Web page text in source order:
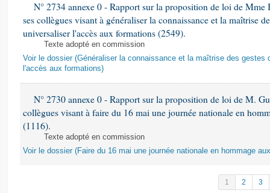
N° 2734 annexe 0 - Rapport sur la proposition de loi de Mme
ses collègues visant à généraliser la connaissance et la maîtrise
universaliser l'accès aux formations (2549).
Texte adopté en commission
Voir le dossier (Généraliser la connaissance et la maîtrise des gestes
l'accès aux formations)
N° 2730 annexe 0 - Rapport sur la proposition de loi de M.
collègues visant à faire du 16 mai une journée nationale en
(1116).
Texte adopté en commission
Voir le dossier (Faire du 16 mai une journée nationale en hommage
1 2 3